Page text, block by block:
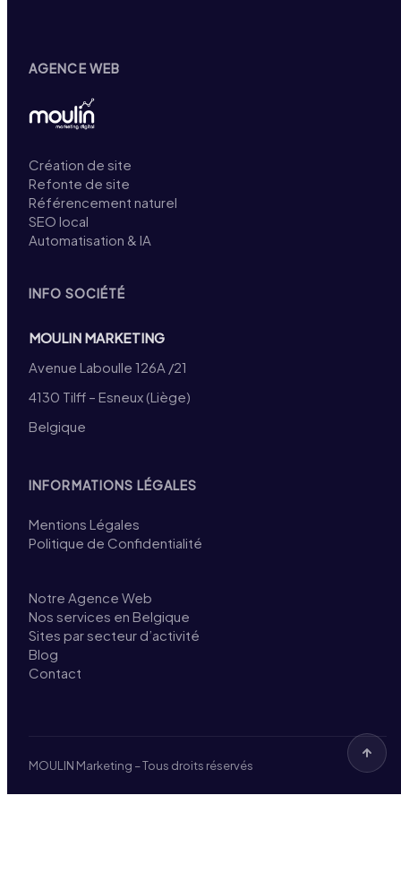
AGENCE WEB
Création de site
Refonte de site
Référencement naturel
SEO local
Automatisation & IA
INFO SOCIÉTÉ
MOULIN MARKETING
Avenue Laboulle 126A /21
4130 Tilff – Esneux (Liège)
Belgique
INFORMATIONS LÉGALES
Mentions Légales
Politique de Confidentialité
Notre Agence Web
Nos services en Belgique
Sites par secteur d’activité
Blog
Contact
MOULIN Marketing – Tous droits réservés